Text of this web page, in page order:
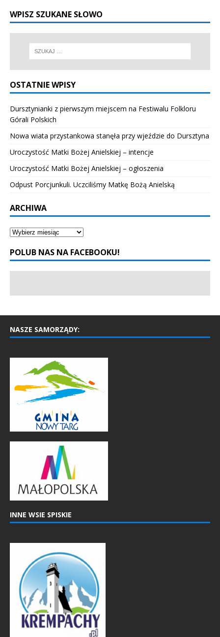
WPISZ SZUKANE SŁOWO
OSTATNIE WPISY
Dursztynianki z pierwszym miejscem na Festiwalu Folkloru
Górali Polskich
Nowa wiata przystankowa stanęła przy wjeździe do Dursztyna
Uroczystość Matki Bożej Anielskiej – intencje
Uroczystość Matki Bożej Anielskiej – ogłoszenia
Odpust Porcjunkuli. Uczciliśmy Matkę Bożą Anielską
ARCHIWA
POLUB NAS NA FACEBOOKU!
NASZE SAMORZĄDY:
INNE WSIE SPISKIE